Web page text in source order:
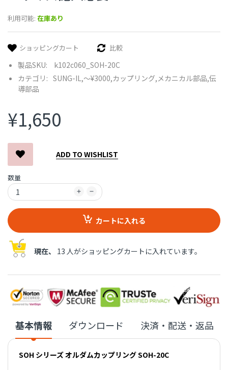
利用可能: 在庫あり
ショッピングカート 比較
製品SKU:
k102c060_SOH-20C
カテゴリ: SUNG-IL,〜¥3000,カップリング, メカニカル部品,伝
導部品
¥1,650
ADD TO WISHLIST
数量
カートに入れる
現在、 13 人がショッピングカートに入れています。
基本情報 ダウンロード 決済・配送・返品
SOH シリーズ オルダムカップリング SOH-20C